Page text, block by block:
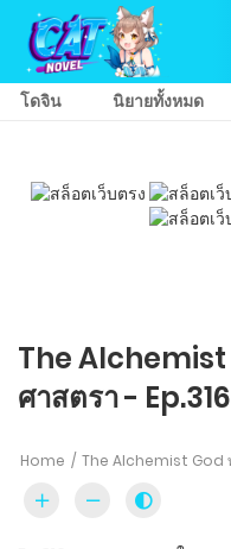
โดจิน นิยายทั้งหมด
The Alchemist
ศาสตรา -
Home The Alchemist God